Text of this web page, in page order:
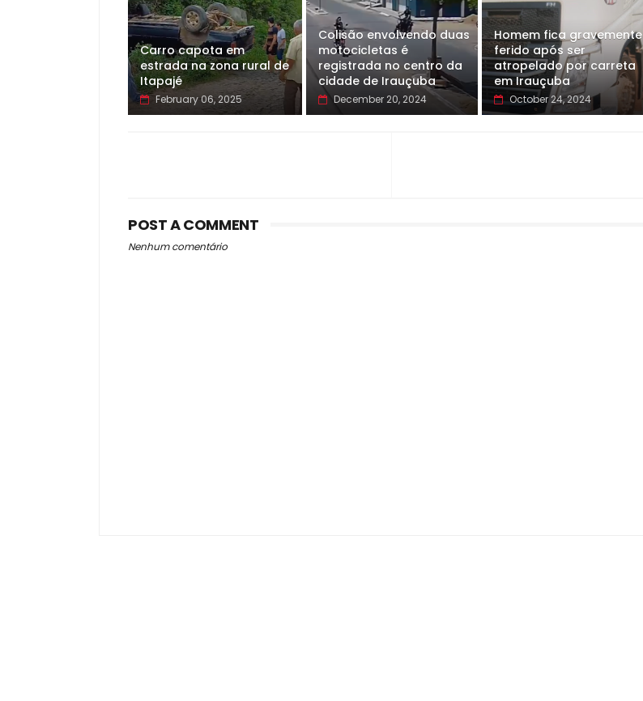
Carro capota em
estrada na zona rural de
Itapajé
February 06, 2025
Colisão envolvendo duas
motocicletas é
registrada no centro da
cidade de Irauçuba
December 20, 2024
Homem fica gravemente
ferido após ser
atropelado por carreta
em Irauçuba
October 24, 2024
POST A COMMENT
Nenhum comentário